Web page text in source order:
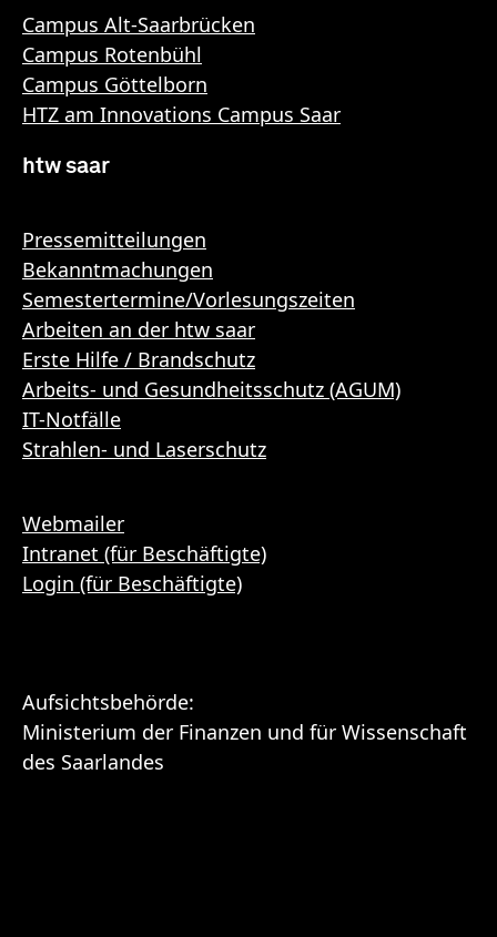
Campus Alt-Saarbrücken
Campus Rotenbühl
Campus Göttelborn
HTZ am Innovations Campus Saar
htw saar
Pressemitteilungen
Bekanntmachungen
Semestertermine/Vorlesungszeiten
Arbeiten an der htw saar
Erste Hilfe / Brandschutz
Arbeits- und Gesundheitsschutz (AGUM)
IT-Notfälle
Strahlen- und Laserschutz
Webmailer
Intranet (für Beschäftigte)
Login (für Beschäftigte)
Aufsichtsbehörde:
Ministerium der Finanzen und für Wissenschaft
des Saarlandes